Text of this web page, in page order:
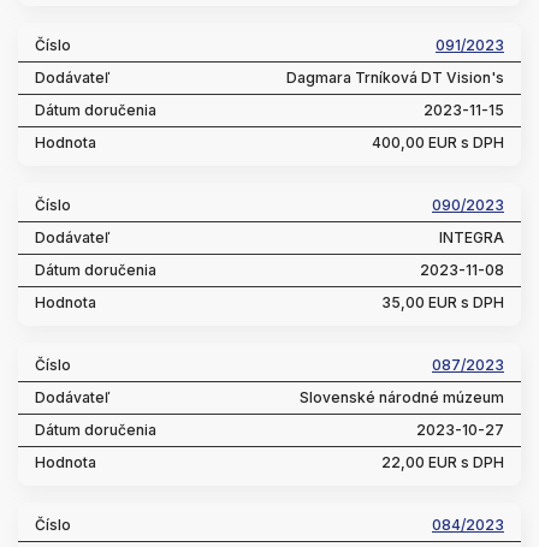
091/2023
Dagmara Trníková DT Vision's
2023-11-15
400,00 EUR s DPH
090/2023
INTEGRA
2023-11-08
35,00 EUR s DPH
087/2023
Slovenské národné múzeum
2023-10-27
22,00 EUR s DPH
084/2023